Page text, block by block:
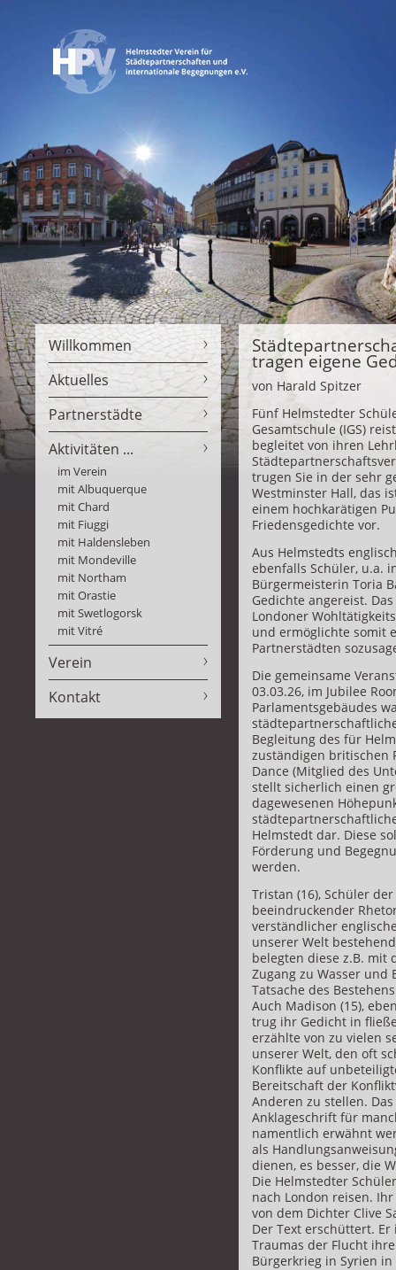
Willkommen
Aktuelles
Partnerstädte
Aktivitäten ...
im Verein
mit Albuquerque
mit Chard
mit Fiuggi
mit Haldensleben
mit Mondeville
mit Northam
mit Orastie
mit Swetlogorsk
mit Vitré
Verein
Kontakt
tragen eigene
von Harald Spitzer
Fünf Helmstedter
Gesamtschule (IGS)
begleitet von ihren
trugen Sie in der sehr
Westminster Hall, das
einem hochkarätigen
Friedensgedichte vor.
Aus Helmstedts
ebenfalls Schüler, u.a.
Bürgermeisterin Toria
Gedichte angereist.
Londoner
und ermöglichte somit
Partnerstädten
Die gemeinsame
03.03.26, im Jubilee
Parlamentsgebäudes
Begleitung des für
zuständigen britischen
Dance (Mitglied des
stellt sicherlich einen
dagewesenen
Helmstedt dar. Diese
Förderung und
werden.
Tristan (16), Schüler
beeindruckender
verständlicher
unserer Welt
belegten diese z.B. mit
Zugang zu Wasser
Tatsache des
Auch Madison (15),
trug ihr Gedicht in
erzählte von zu vielen
unserer Welt, den oft
Konflikte auf
Bereitschaft der
Anderen zu stellen.
Anklageschrift für
namentlich erwähnt
als
dienen, es besser, die
Die Helmstedter
nach London reisen.
von dem Dichter Clive
Der Text erschüttert.
Traumas der Flucht
Bürgerkrieg in Syrien